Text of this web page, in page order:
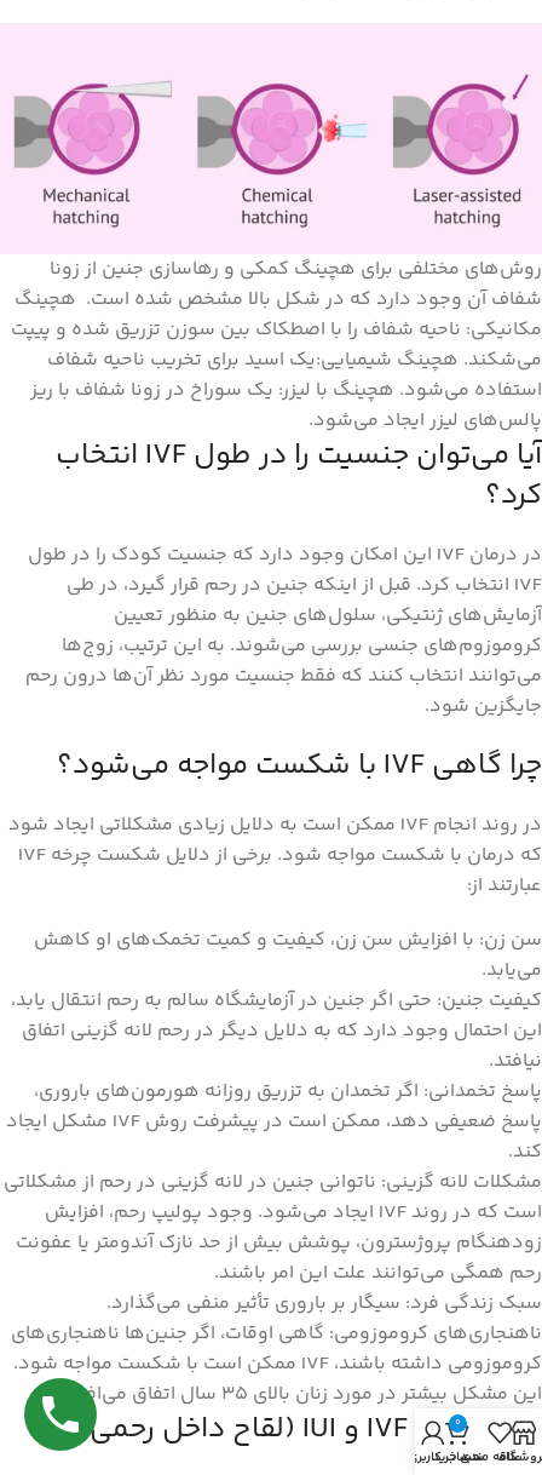
روش‌های مختلفی برای هچینگ کمکی و رهاسازی جنین از زونا
شفاف آن وجود دارد که در شکل بالا مشخص شده است. ‍ هچینگ
مکانیکی: ناحیه شفاف را با اصطکاک بین سوزن تزریق شده و پیپت
می‌شکند. هچینگ شیمیایی:یک اسید برای تخریب ناحیه شفاف
استفاده می‌شود. هچینگ با لیزر: یک سوراخ در زونا شفاف با ریز
پالس‌های لیزر ایجاد می‌شود.
آیا می‌توان جنسیت را در طول IVF انتخاب
کرد؟
در درمان IVF این امکان وجود دارد که جنسیت کودک را در طول
IVF انتخاب کرد. قبل از اینکه جنین در رحم قرار گیرد، در طی
آزمایش‌های ژنتیکی، سلول‌های جنین به منظور تعیین
کروموزوم‌های جنسی بررسی می‌شوند. به این ترتیب، زوج‌ها
می‌توانند انتخاب کنند که فقط جنسیت مورد نظر آن‌ها درون رحم
جایگزین شود.
چرا گاهی IVF با شکست مواجه می‌شود؟
در روند انجام IVF ممکن است به دلایل زیادی مشکلاتی ایجاد شود
که درمان با شکست مواجه شود. برخی از دلایل شکست چرخه IVF
عبارتند از:
سن زن: با افزایش سن زن، کیفیت و کمیت تخمک‌های او کاهش
می‌یابد.
کیفیت جنین: حتی اگر جنین در آزمایشگاه سالم به رحم انتقال یابد،
این احتمال وجود دارد که به دلایل دیگر در رحم لانه گزینی اتفاق
نیافتد.
پاسخ تخمدانی: اگر تخمدان به تزریق روزانه هورمون‌های باروری،
پاسخ ضعیفی دهد، ممکن است در پیشرفت روش IVF مشکل ایجاد
کند.
مشکلات لانه گزینی: ناتوانی جنین در لانه گزینی در رحم از مشکلاتی
است که در روند IVF ایجاد می‌شود. وجود پولیپ رحم، افزایش
زودهنگام پروژسترون، پوشش بیش از حد نازک آندومتر یا عفونت
رحم همگی می‌توانند علت این امر باشند.
سبک زندگی فرد: سیگار بر باروری تأثیر منفی می‌گذارد.
ناهنجاری‌های کروموزومی: گاهی اوقات، اگر جنین‌ها ناهنجاری‌های
کروموزومی داشته باشند، IVF ممکن است با شکست مواجه شود.
این مشکل بیشتر در مورد زنان بالای 35 سال اتفاق می‌افتد.
تفاوت بین IVF و IUI (لقاح داخل رحمی)
علاقه مندی
0
سبد خرید
حساب کاربری من